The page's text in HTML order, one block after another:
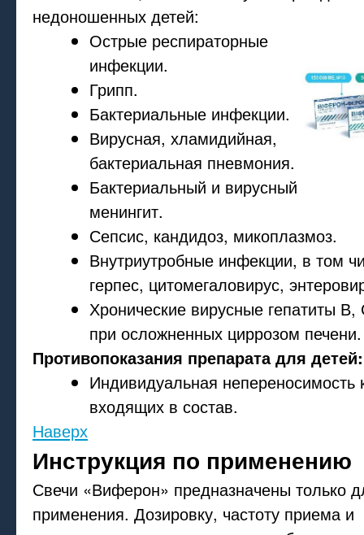
недоношенных детей:
Острые респираторные
инфекции.
Грипп.
Бактериальные инфекции.
Вирусная, хламидийная,
бактериальная пневмония.
Бактериальный и вирусный
менингит.
Сепсис, кандидоз, микоплазмоз.
Внутриутробные инфекции, в том
герпес, цитомегаловирус,
Хронические вирусные гепатиты
при осложненных циррозом печени.
Противопоказания препарата для детей:
Индивидуальная непереносимость
входящих в состав.
Наверх
Инструкция по применению
Свечи «Виферон» предназначены только
применения. Дозировку, частоту приема и